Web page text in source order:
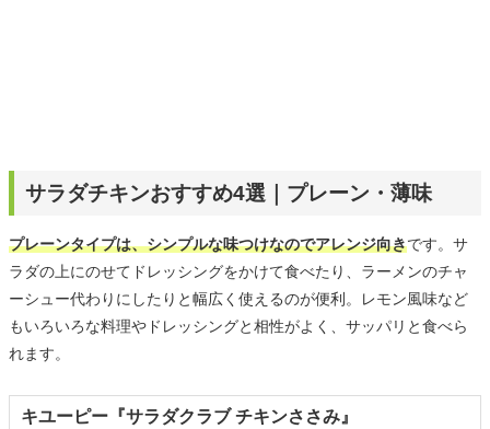
サラダチキンおすすめ4選｜プレーン・薄味
プレーンタイプは、シンプルな味つけなのでアレンジ向きです。サ
ラダの上にのせてドレッシングをかけて食べたり、ラーメンのチャ
ーシュー代わりにしたりと幅広く使えるのが便利。レモン風味など
もいろいろな料理やドレッシングと相性がよく、サッパリと食べら
れます。
キユーピー『サラダクラブ チキンささみ』